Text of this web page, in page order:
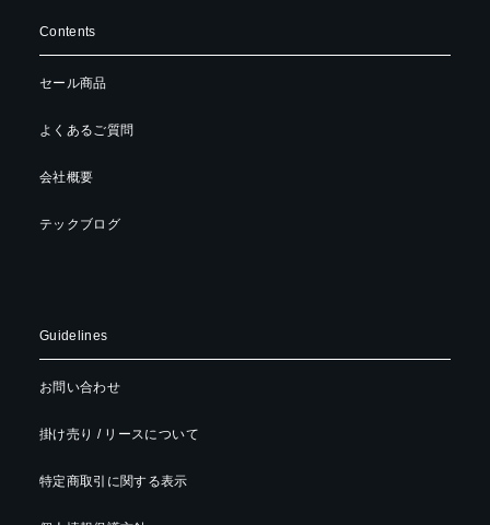
Contents
セール商品
よくあるご質問
会社概要
テックブログ
Guidelines
お問い合わせ
掛け売り / リースについて
特定商取引に関する表示